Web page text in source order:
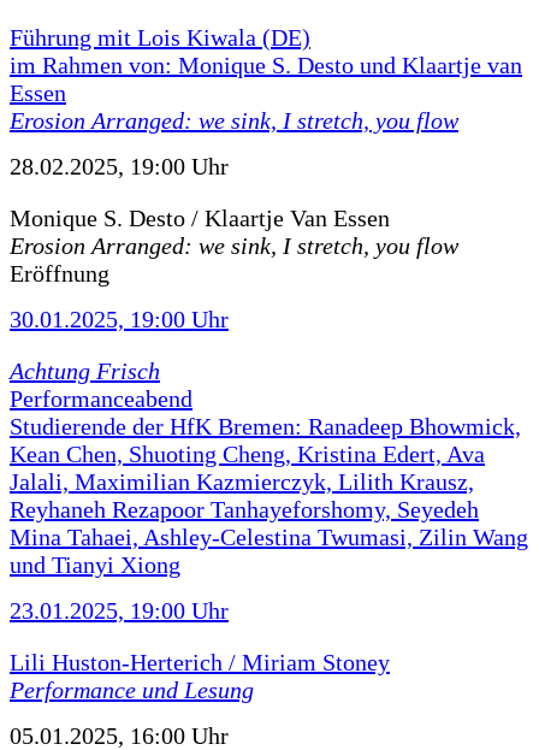
Führung mit Lois Kiwala (DE)
im Rahmen von: Monique S. Desto und Klaartje van
Essen
Erosion Arranged: we sink, I stretch, you flow
28.02.2025, 19:00 Uhr
Monique S. Desto / Klaartje Van Essen
Erosion Arranged: we sink, I stretch, you flow
Eröffnung
30.01.2025, 19:00 Uhr
Achtung Frisch
Performanceabend
Studierende der HfK Bremen: Ranadeep Bhowmick,
Kean Chen, Shuoting Cheng, Kristina Edert, Ava
Jalali, Maximilian Kazmierczyk, Lilith Krausz,
Reyhaneh Rezapoor Tanhayeforshomy, Seyedeh
Mina Tahaei, Ashley-Celestina Twumasi, Zilin Wang
und Tianyi Xiong
23.01.2025, 19:00 Uhr
Lili Huston-Herterich / Miriam Stoney
Performance und Lesung
05.01.2025, 16:00 Uhr